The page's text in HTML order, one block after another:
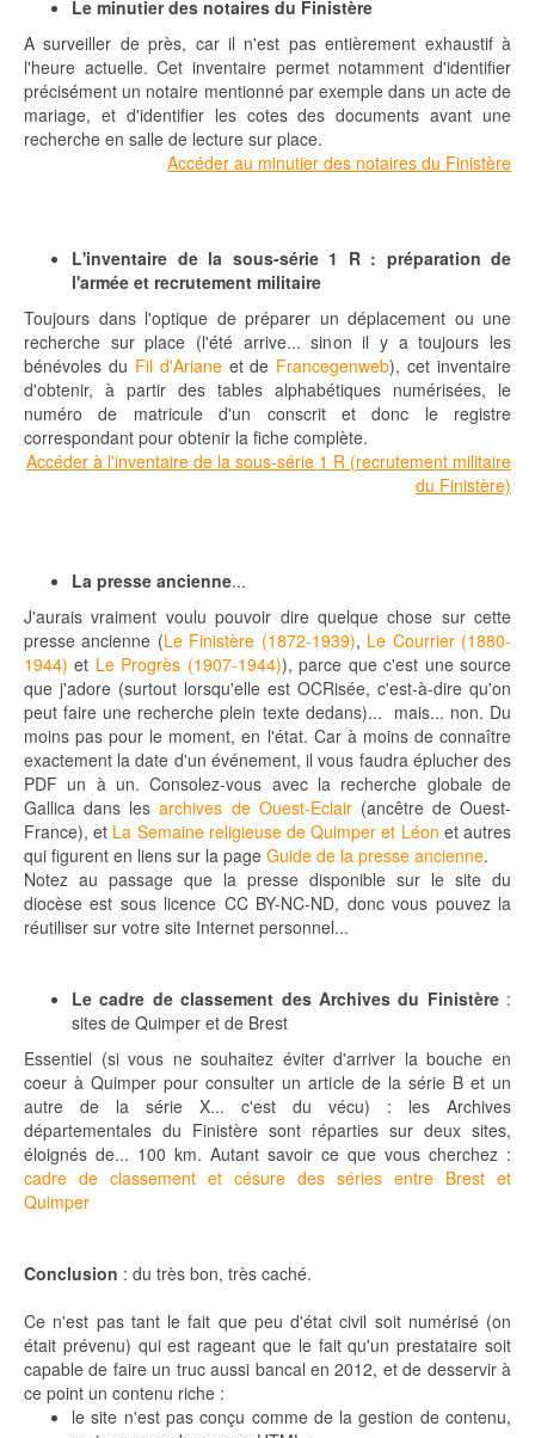
Le minutier des notaires du Finistère
A surveiller de près, car il n'est pas entièrement exhaustif à
l'heure actuelle. Cet inventaire permet notamment d'identifier
précisément un notaire mentionné par exemple dans un acte de
mariage, et d'identifier les cotes des documents avant une
recherche en salle de lecture sur place.
Accéder au minutier des notaires du Finistère
L'inventaire de la sous-série 1 R : préparation de
l'armée et recrutement militaire
Toujours dans l'optique de préparer un déplacement ou une
recherche sur place (l'été arrive... sinon il y a toujours les
bénévoles du Fil d'Ariane et de Francegenweb), cet inventaire
d'obtenir, à partir des tables alphabétiques numérisées, le
numéro de matricule d'un conscrit et donc le registre
correspondant pour obtenir la fiche complète.
Accéder à l'inventaire de la sous-série 1 R (recrutement militaire
du Finistère)
La presse ancienne...
J'aurais vraiment voulu pouvoir dire quelque chose sur cette
presse ancienne (Le Finistère (1872-1939), Le Courrier (1880-
1944) et Le Progrès (1907-1944)), parce que c'est une source
que j'adore (surtout lorsqu'elle est OCRisée, c'est-à-dire qu'on
peut faire une recherche plein texte dedans)... mais... non. Du
moins pas pour le moment, en l'état. Car à moins de connaître
exactement la date d'un événement, il vous faudra éplucher des
PDF un à un. Consolez-vous avec la recherche globale de
Gallica dans lesarchives de Ouest-Eclair (ancêtre de Ouest-
France), et La Semaine religieuse de Quimper et Léon et autres
qui figurent en liens sur la page Guide de la presse ancienne.
Notez au passage que la presse disponible sur le site du
diocèse est sous licence CC BY-NC-ND, donc vous pouvez la
réutiliser sur votre site Internet personnel...
Lecadre de classement des Archives du Finistère :
sites de Quimper et de Brest
Essentiel (si vous ne souhaitez éviter d'arriver la bouche en
coeur à Quimper pour consulter un article de la série B et un
autre de la série X... c'est du vécu) : les Archives
départementales du Finistère sont réparties sur deux sites,
éloignés de... 100 km. Autant savoir ce que vous cherchez :
cadre de classement et césure des séries entre Brest et
Quimper
Conclusion : du très bon, très caché.
Ce n'est pas tant le fait que peu d'état civil soit numérisé (on
était prévenu) qui est rageant que le fait qu'un prestataire soit
capable de faire un truc aussi bancal en 2012, et de desservir à
ce point un contenu riche :
le site n'est pas conçu comme de la gestion de contenu,